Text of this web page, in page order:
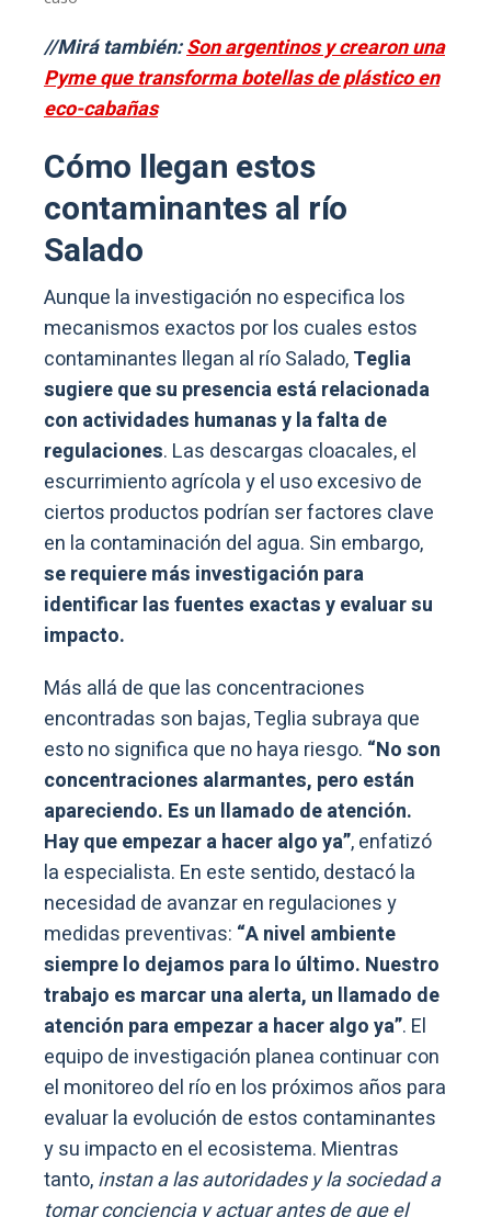
//Mirá también:Son argentinos y crearon una
Pyme que transforma botellas de plástico en
eco-cabañas
Cómo llegan estos
contaminantes al río
Salado
Aunque la investigación no especifica los
mecanismos exactos por los cuales estos
contaminantes llegan al río Salado,Teglia
sugiere que su presencia está relacionada
con actividades humanas y la falta de
regulaciones. Las descargas cloacales, el
escurrimiento agrícola y el uso excesivo de
ciertos productos podrían ser factores clave
en la contaminación del agua. Sin embargo,
se requiere más investigación para
identificar las fuentes exactas y evaluar su
impacto.
Más allá de que las concentraciones
encontradas son bajas, Teglia subraya que
esto no significa que no haya riesgo. “No son
concentraciones alarmantes, pero están
apareciendo. Es un llamado de atención.
Hay que empezar a hacer algo ya”, enfatizó
la especialista. En este sentido, destacó la
necesidad de avanzar en regulaciones y
medidas preventivas: “A nivel ambiente
siempre lo dejamos para lo último. Nuestro
trabajo es marcar una alerta, un llamado de
atención para empezar a hacer algo ya”. El
equipo de investigación planea continuar con
el monitoreo del río en los próximos años para
evaluar la evolución de estos contaminantes
y su impacto en el ecosistema. Mientras
tanto,instan a las autoridades y la sociedad a
tomar conciencia y actuar antes de que el